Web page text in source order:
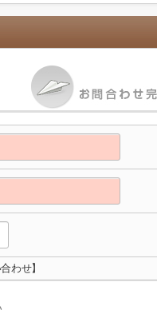
わせ】